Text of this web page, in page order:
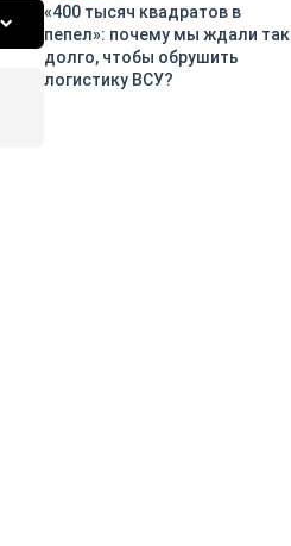
«400 тысяч квадратов в
пепел»: почему мы ждали так
долго, чтобы обрушить
логистику ВСУ?